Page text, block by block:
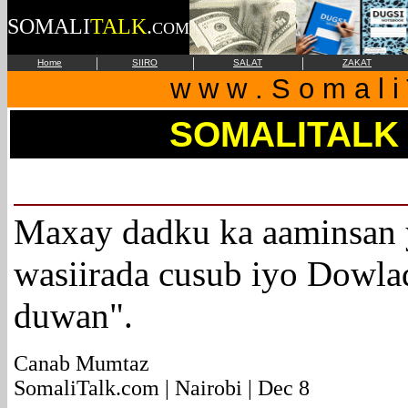
SOMALITALK.COM
Home | SIIRO | SALAT | ZAKAT
w w w . S o m a l
SOMALITALK
Maxay dadku ka
wasiirada cusub iyo
duwan".
Canab Mumtaz
SomaliTalk.com | Nairobi | Dec 8